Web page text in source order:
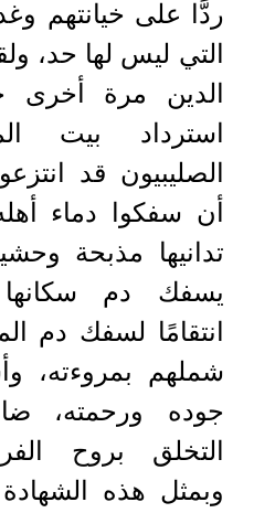
ردًّا على خيانتهم
التي ليس لها حد،
الدين مرة
استرداد بيت
الصليبيون قد
أن سفكوا دماء
تدانيها مذبحة
يسفك دم
انتقامًا لسفك دم
شملهم بمروءته،
جوده ورحمته،
التخلق بروح
وبمثل هذه